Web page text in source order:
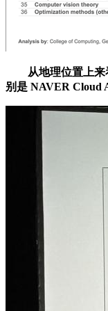
从地理位置上来看
别是 NAVER Cloud